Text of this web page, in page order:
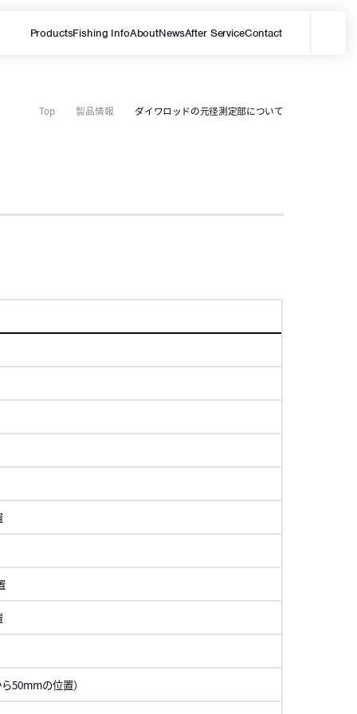
ProductsFishing InfoAboutNewsAfter ServiceContact
サイト内を検索する
Top 製品情報 ダイワロッドの元径測定部について
50mmの位置）